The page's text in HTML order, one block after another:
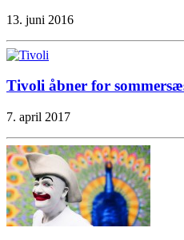
13. juni 2016
Tivoli åbner for
7. april 2017